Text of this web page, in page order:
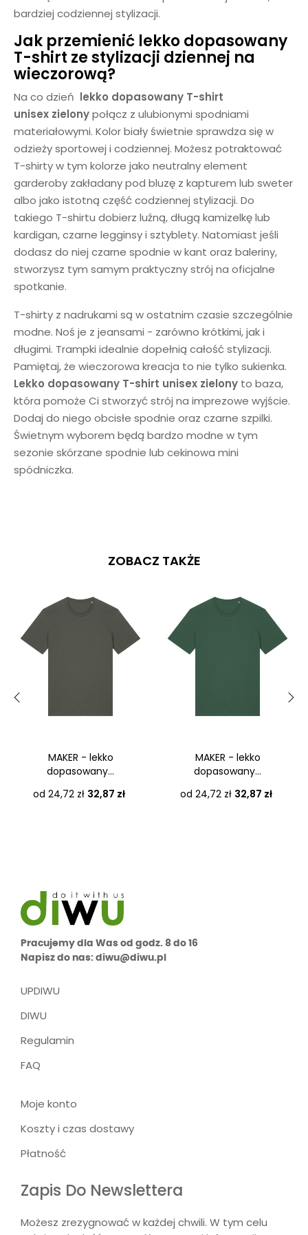
bardziej codziennej stylizacji.
Jak przemienić lekko dopasowany
T-shirt ze stylizacji dziennej na
wieczorową?
Na co dzień lekko dopasowany T-shirt
unisex zielonypołącz z ulubionymi spodniami
materiałowymi. Kolor biały świetnie sprawdza się w
odzieży sportowej i codziennej. Możesz potraktować
T-shirty w tym kolorze jako neutralny element
garderoby zakładany pod bluzę z kapturem lub sweter
albo jako istotną część codziennej stylizacji. Do
takiego T-shirtu dobierz luźną, długą kamizelkę lub
kardigan, czarne legginsy i sztyblety. Natomiast jeśli
dodasz do niej czarne spodnie w kant oraz baleriny,
stworzysz tym samym praktyczny strój na oficjalne
spotkanie.
T-shirty z nadrukami są w ostatnim czasie szczególnie
modne. Noś je z jeansami - zarówno krótkimi, jak i
długimi. Trampki idealnie dopełnią całość stylizacji.
Pamiętaj, że wieczorowa kreacja to nie tylko sukienka.
Lekko dopasowany T-shirt unisex zielony to baza,
która pomoże Ci stworzyć strój na imprezowe wyjście.
Dodaj do niego obcisłe spodnie oraz czarne szpilki.
Świetnym wyborem będą bardzo modne w tym
sezonie skórzane spodnie lub cekinowa mini
spódniczka.
ZOBACZ TAKŻE
MAKER - lekko
dopasowany...
od 24,72 zł Cena
32,87 zł
MAKER - lekko
dopasowany...
od 24,72 zł Cena
32,87 zł
Pracujemy dla Was od godz. 8 do 16
Napisz do nas: diwu@diwu.pl
UPDIWU
DIWU
Regulamin
FAQ
Moje konto
Koszty i czas dostawy
Płatność
Zapis Do Newslettera
Możesz zrezygnować w każdej chwili. W tym celu